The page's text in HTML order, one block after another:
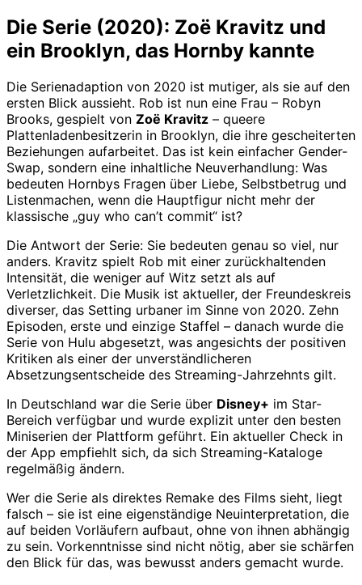
Die Serie (2020): Zoë Kravitz und
ein Brooklyn, das Hornby kannte
Die Serienadaption von 2020 ist mutiger, als sie auf den
ersten Blick aussieht. Rob ist nun eine Frau – Robyn
Brooks, gespielt von Zoë Kravitz – queere
Plattenladenbesitzerin in Brooklyn, die ihre gescheiterten
Beziehungen aufarbeitet. Das ist kein einfacher Gender-
Swap, sondern eine inhaltliche Neuverhandlung: Was
bedeuten Hornbys Fragen über Liebe, Selbstbetrug und
Listenmachen, wenn die Hauptfigur nicht mehr der
klassische „guy who can’t commit“ ist?
Die Antwort der Serie: Sie bedeuten genau so viel, nur
anders. Kravitz spielt Rob mit einer zurückhaltenden
Intensität, die weniger auf Witz setzt als auf
Verletzlichkeit. Die Musik ist aktueller, der Freundeskreis
diverser, das Setting urbaner im Sinne von 2020. Zehn
Episoden, erste und einzige Staffel – danach wurde die
Serie von Hulu abgesetzt, was angesichts der positiven
Kritiken als einer der unverständlicheren
Absetzungsentscheide des Streaming-Jahrzehnts gilt.
In Deutschland war die Serie über Disney+ im Star-
Bereich verfügbar und wurde explizit unter den besten
Miniserien der Plattform geführt. Ein aktueller Check in
der App empfiehlt sich, da sich Streaming-Kataloge
regelmäßig ändern.
Wer die Serie als direktes Remake des Films sieht, liegt
falsch – sie ist eine eigenständige Neuinterpretation, die
auf beiden Vorläufern aufbaut, ohne von ihnen abhängig
zu sein. Vorkenntnisse sind nicht nötig, aber sie schärfen
den Blick für das, was bewusst anders gemacht wurde.